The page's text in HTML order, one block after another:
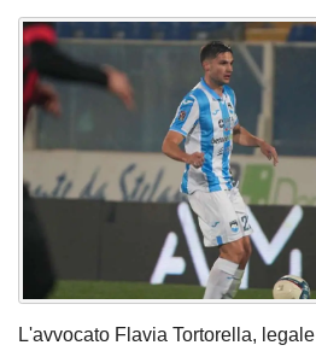
L'avvocato Flavia Tortorella,